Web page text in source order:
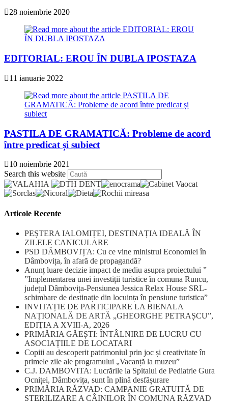
28 noiembrie 2020
EDITORIAL: EROU ÎN DUBLA IPOSTAZA
11 ianuarie 2022
PASTILA DE GRAMATICĂ: Probleme de acord
între predicat și subiect
10 noiembrie 2021
Search this website
Escape
Articole Recente
PEȘTERA IALOMIȚEI, DESTINAȚIA IDEALĂ ÎN
ZILELE CANICULARE
PSD DÂMBOVIȚA: Cu ce vine ministrul Economiei în
Dâmbovița, în afară de propagandă?
Anunț luare decizie impact de mediu asupra proiectului ”
”Implementarea unei investiții turistice în comuna Runcu,
județul Dâmbovița-Pensiunea Jessica Relax House SRL-
schimbare de destinație din locuința în pensiune turistica”
INVITAȚIE DE PARTICIPARE LA BIENALA
NAȚIONALĂ DE ARTĂ „GHEORGHE PETRAȘCU”,
EDIŢIA A XVIII-A, 2026
PRIMĂRIA GĂEȘTI: ÎNTÂLNIRE DE LUCRU CU
ASOCIAȚIILE DE LOCATARI
Copiii au descoperit patrimoniul prin joc și creativitate în
primele zile ale programului „Vacanță la muzeu”
C.J. DAMBOVITA: Lucrările la Spitalul de Pediatrie Gura
Ocniței, Dâmbovița, sunt în plină desfășurare
PRIMĂRIA RĂZVAD: CAMPANIE GRATUITĂ DE
STERILIZARE A CÂINILOR ÎN COMUNA RĂZVAD